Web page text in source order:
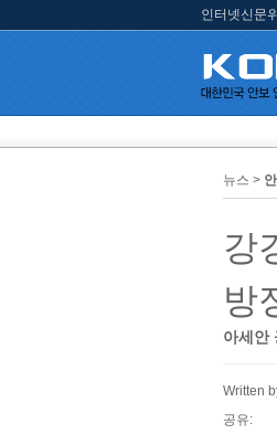
인터넷신문
뉴스 >
강
방
아세안
Written
공유: